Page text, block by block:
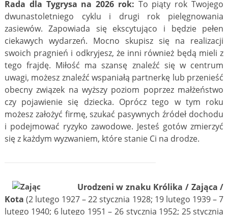
Rada dla Tygrysa na 2026 rok: To piąty rok Twojego
dwunastoletniego cyklu i drugi rok pielęgnowania
zasiewów. Zapowiada się ekscytująco i będzie pełen
ciekawych wydarzeń. Mocno skupisz się na realizacji
swoich pragnień i odkryjesz, że inni również będą mieli z
tego frajdę. Miłość ma szansę znaleźć się w centrum
uwagi, możesz znaleźć wspaniałą partnerkę lub przenieść
obecny związek na wyższy poziom poprzez małżeństwo
czy pojawienie się dziecka. Oprócz tego w tym roku
możesz założyć firmę, szukać pasywnych źródeł dochodu
i podejmować ryzyko zawodowe. Jesteś gotów zmierzyć
się z każdym wyzwaniem, które stanie Ci na drodze.
Urodzeni w znaku Królika / Zająca /
Kota (2 lutego 1927 – 22 stycznia 1928; 19 lutego 1939 – 7
lutego 1940; 6 lutego 1951 – 26 stycznia 1952; 25 stycznia